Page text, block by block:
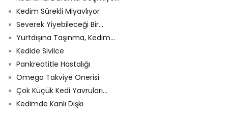
Kedim Sürekli Miyavlıyor
Severek Yiyebileceği Bir...
Yurtdışına Taşınma, Kedim...
Kedide Sivilce
Pankreatitle Hastalığı
Omega Takviye Önerisi
Çok Küçük Kedi Yavruları...
Kedimde Kanlı Dışkı